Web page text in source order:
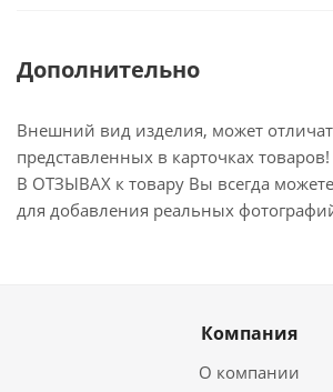
Дополнительно
Внешний вид изделия, может
представленных в карточках товаров!
В ОТЗЫВАХ к товару Вы всегда можете
для добавления реальных
Компания
О компании